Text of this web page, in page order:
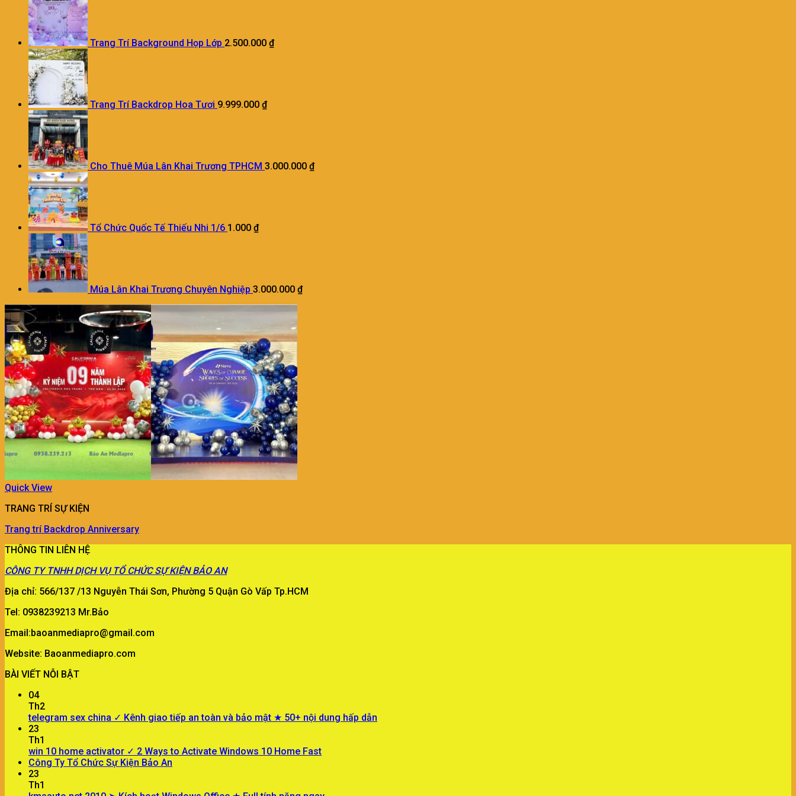
Trang Trí Background Họp Lớp 2.500.000 ₫
Trang Trí Backdrop Hoa Tươi 9.999.000 ₫
Cho Thuê Múa Lân Khai Trương TPHCM 3.000.000 ₫
Tổ Chức Quốc Tế Thiếu Nhi 1/6 1.000 ₫
Múa Lân Khai Trương Chuyên Nghiệp 3.000.000 ₫
Quick View
TRANG TRÍ SỰ KIỆN
Trang trí Backdrop Anniversary
THÔNG TIN LIÊN HỆ
CÔNG TY TNHH DỊCH VỤ TỔ CHỨC SỰ KIỆN BẢO AN
Địa chỉ: 566/137 /13 Nguyễn Thái Sơn, Phường 5 Quận Gò Vấp Tp.HCM
Tel: 0938239213 Mr.Bảo
Email:baoanmediapro@gmail.com
Website: Baoanmediapro.com
BÀI VIẾT NỖI BẬT
04
Th2
telegram sex china ✓ Kênh giao tiếp an toàn và bảo mật ★ 50+ nội dung hấp dẫn
23
Th1
win 10 home activator ✓ 2 Ways to Activate Windows 10 Home Fast
Công Ty Tổ Chức Sự Kiện Bảo An
23
Th1